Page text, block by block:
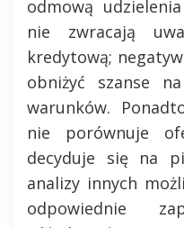
odmową
nie zwracają
kredytową;
obniżyć szanse
warunków.
nie porównuje
decyduje się na
analizy innych
odpowiednie